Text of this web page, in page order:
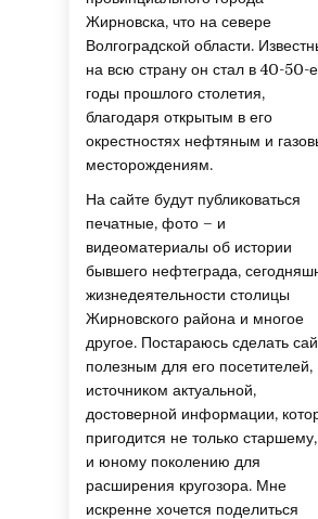
Жирновска, что на севере
Волгоградской области.
на всю страну он стал в 40-50-е
годы прошлого столетия,
благодаря открытым в его
окрестностях нефтяным и
месторождениям.
На сайте будут публиковаться
печатные, фото – и
видеоматериалы об истории
бывшего нефтеграда,
жизнедеятельности столицы
Жирновского района и многое
другое. Постараюсь сделать
полезным для его посетителей,
источником актуальной,
достоверной информации,
пригодится не только
и юному поколению для
расширения кругозора. Мне
искренне хочется поделиться